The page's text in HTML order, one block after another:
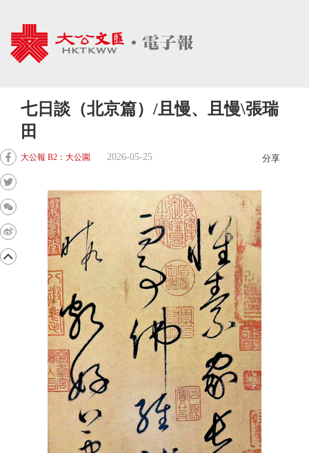
七日談（北京篇）/且慢、且慢\張瑞
田
大公報 B2：大公園 2026-05-25 分享